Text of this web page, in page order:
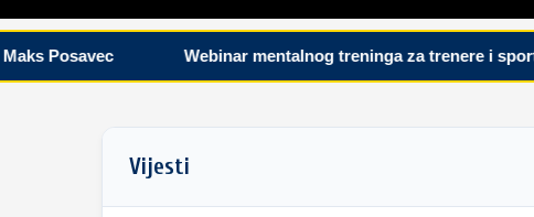
Posavec Webinar mentalnog treninga za trenere i sportaše
Vijesti